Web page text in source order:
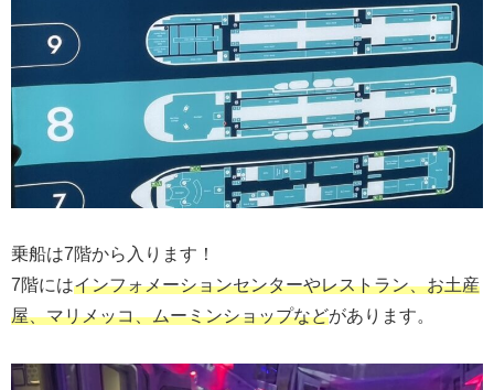
乗船は7階から入ります！
7階にはインフォメーションセンターやレストラン、お土産
屋、マリメッコ、ムーミンショップなどがあります。